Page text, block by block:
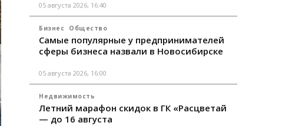
05 августа 2026, 16:40
Бизнес Общество
Самые популярные у предпринимателей
сферы бизнеса назвали в Новосибирске
05 августа 2026, 16:00
Недвижимость
Летний марафон скидок в ГК «Расцветай
— до 16 августа